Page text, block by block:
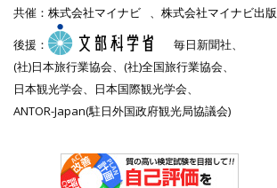
共催： 株式会社マイナビ 、 株式会社マイナビ出版
後援：
毎日新聞社、
(社)日本旅行業協会、(社)全国旅行業協会、
日本観光学会、日本国際観光学会、
ANTOR-Japan(駐日外国政府観光局協議会)